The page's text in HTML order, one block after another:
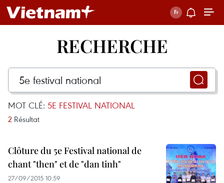
RECHERCHE
MOT CLÉ: 5E FESTIVAL NATIONAL
2 Résultat
Clôture du 5e Festival national de
chant "then" et de "dan tinh"
27/09/2015 10:59